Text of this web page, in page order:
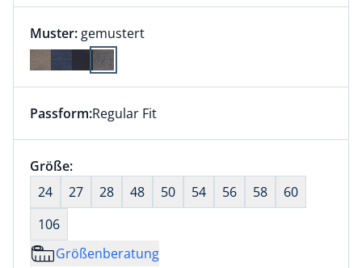
Muster: gemustert
Dieser Artikel hat die Passform Regular Fit. für
Passform:Regular Fit
Größenauswahl:
Größe:nichts ausgewählt
24
27 28 48 50 54 56 58
60
106
Größenberatung